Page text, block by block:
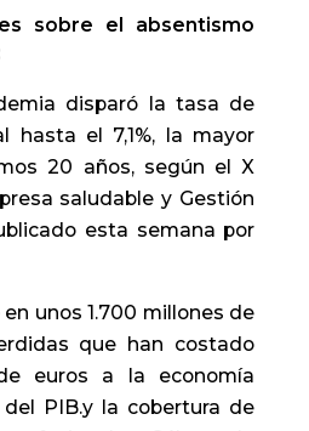
sobre el absentismo
disparó la tasa de
hasta el 7,1%, la mayor
20 años, según el X
saludable y Gestión
esta semana por
unos 1.700 millones de
que han costado
euros a la economía
del PIB.y la cobertura de